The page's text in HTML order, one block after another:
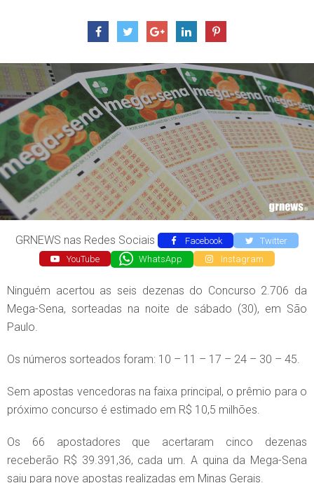
GRNEWS nas Redes Sociais Facebook
Twitter
YouTube
WhatsApp Instagram
Ninguém acertou as seis dezenas do Concurso 2.706 da
Mega-Sena, sorteadas na noite de sábado (30), em São
Paulo.
Os números sorteados foram: 10 – 11 – 17 – 24 – 30 – 45.
Sem apostas vencedoras na faixa principal, o prêmio para o
próximo concurso é estimado em R$ 10,5 milhões.
Os 66 apostadores que acertaram cinco dezenas
receberão R$ 39.391,36, cada um. A quina da Mega-Sena
saiu para nove apostas realizadas em Minas Gerais.